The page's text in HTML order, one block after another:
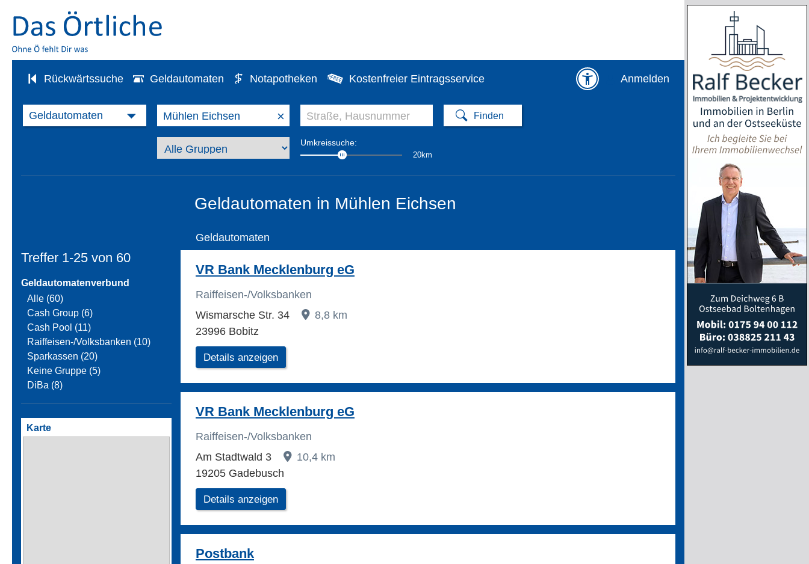
Rückwärtssuche Geldautomaten Notapotheken Kostenfreier Eintragsservice Anmelden
×
Umkreissuche:
20km
Geldautomaten in Mühlen Eichsen
Treffer 1-25 von 60
Geldautomatenverbund
Alle (60)
Cash Group (6)
Cash Pool (11)
Raiffeisen-/Volksbanken (10)
Sparkassen (20)
Keine Gruppe (5)
DiBa (8)
Geldautomaten
VR Bank Mecklenburg eG
Raiffeisen-/Volksbanken
Wismarsche Str. 34
8,8 km
23996 Bobitz
Details anzeigen
VR Bank Mecklenburg eG
Raiffeisen-/Volksbanken
Am Stadtwald 3
10,4 km
19205 Gadebusch
Details anzeigen
Postbank
Karte